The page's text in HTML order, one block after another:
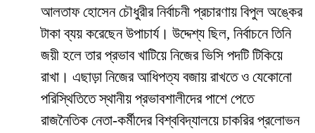
আলতাফ হোসেন চৌধুরীর নির্বাচনী প্রচারণায় বিপুল অঙ্কের
টাকা ব্যয় করেছেন উপাচার্য। উদ্দেশ্য ছিল, নির্বাচনে তিনি
জয়ী হলে তার প্রভাব খাটিয়ে নিজের ভিসি পদটি টিকিয়ে
রাখা। এছাড়া নিজের আধিপত্য বজায় রাখতে ও যেকোনো
পরিস্থিতিতে স্থানীয় প্রভাবশালীদের পাশে পেতে
রাজনৈতিক নেতা-কর্মীদের বিশ্ববিদ্যালয়ে চাকরির প্রলোভন